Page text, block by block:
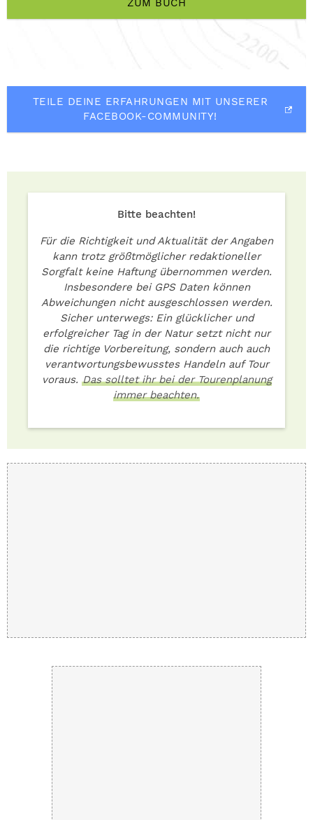
ZUM BUCH
TEILE DEINE ERFAHRUNGEN MIT UNSERER
FACEBOOK-COMMUNITY!
Bitte beachten!
Für die Richtigkeit und Aktualität der Angaben
kann trotz größtmöglicher redaktioneller
Sorgfalt keine Haftung übernommen werden.
Insbesondere bei GPS Daten können
Abweichungen nicht ausgeschlossen werden.
Sicher unterwegs: Ein glücklicher und
erfolgreicher Tag in der Natur setzt nicht nur
die richtige Vorbereitung, sondern auch auch
verantwortungsbewusstes Handeln auf Tour
voraus. Das solltet ihr bei der Tourenplanung
immer beachten.